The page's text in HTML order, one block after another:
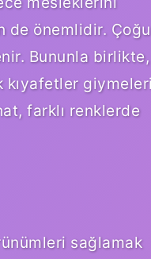
de önemlidir. Çoğu
Bununla birlikte,
kıyafetler
farklı renklerde
sağlamak